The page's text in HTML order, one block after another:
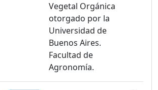
Vegetal Orgánica
otorgado por la
Universidad de
Buenos Aires.
Facultad de
Agronomía.